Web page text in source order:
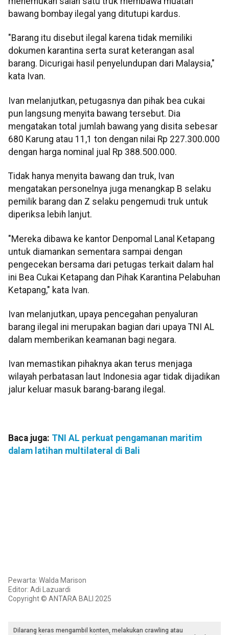
bawang bombay ilegal yang ditutupi kardus.
"Barang itu disebut ilegal karena tidak memiliki
dokumen karantina serta surat keterangan asal
barang. Dicurigai hasil penyelundupan dari Malaysia,"
kata Ivan.
Ivan melanjutkan, petugasnya dan pihak bea cukai
pun langsung menyita bawang tersebut. Dia
mengatakan total jumlah bawang yang disita sebesar
680 Karung atau 11,1 ton dengan nilai Rp 227.300.000
dengan harga nominal jual Rp 388.500.000.
Tidak hanya menyita bawang dan truk, Ivan
mengatakan personelnya juga menangkap B selaku
pemilik barang dan Z selaku pengemudi truk untuk
diperiksa lebih lanjut.
"Mereka dibawa ke kantor Denpomal Lanal Ketapang
untuk diamankan sementara sampai dengan
pengecekan bersama dari petugas terkait dalam hal
ini Bea Cukai Ketapang dan Pihak Karantina Pelabuhan
Ketapang," kata Ivan.
Ivan melanjutkan, upaya pencegahan penyaluran
barang ilegal ini merupakan bagian dari upaya TNI AL
dalam memberikan keamanan bagi negara.
Ivan memastikan pihaknya akan terus menjaga
wilayah perbatasan laut Indonesia agar tidak dijadikan
jalur keluar masuk barang-barang ilegal.
Baca juga: TNI AL perkuat pengamanan maritim
dalam latihan multilateral di Bali
Pewarta: Walda Marison
Editor: Adi Lazuardi
Copyright © ANTARA BALI 2025
Dilarang keras mengambil konten, melakukan crawling atau